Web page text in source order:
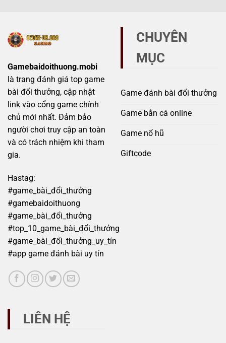
rủi
Gamebaidoithuong.mobi
là trang đánh giá top game
bài đổi thưởng, cập nhật
link vào cổng game chính
chủ mới nhất. Đảm bảo
người chơi truy cập an toàn
và có trách nhiệm khi tham
gia.
Hastag:
#game_bài_đổi_thưởng
#gamebaidoithuong
#game_bài_đổi_thưởng
#top_10_game_bài_đổi_thưởng
#game_bài_đổi_thưởng_uy_tín
#app game đánh bài uy tín
CHUYÊN
MỤC
Game đánh bài đổi thưởng
Game bắn cá online
Game nổ hũ
Giftcode
LIÊN HỆ